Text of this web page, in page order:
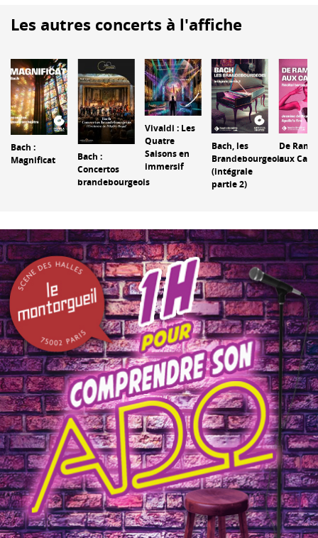
Les autres concerts à l'affiche
Bach :
Magnificat
Bach :
Concertos
brandebourgeois
Vivaldi : Les
Quatre
Saisons en
immersif
Bach, les
Brandebourgeois
(intégrale
partie 2)
De
aux